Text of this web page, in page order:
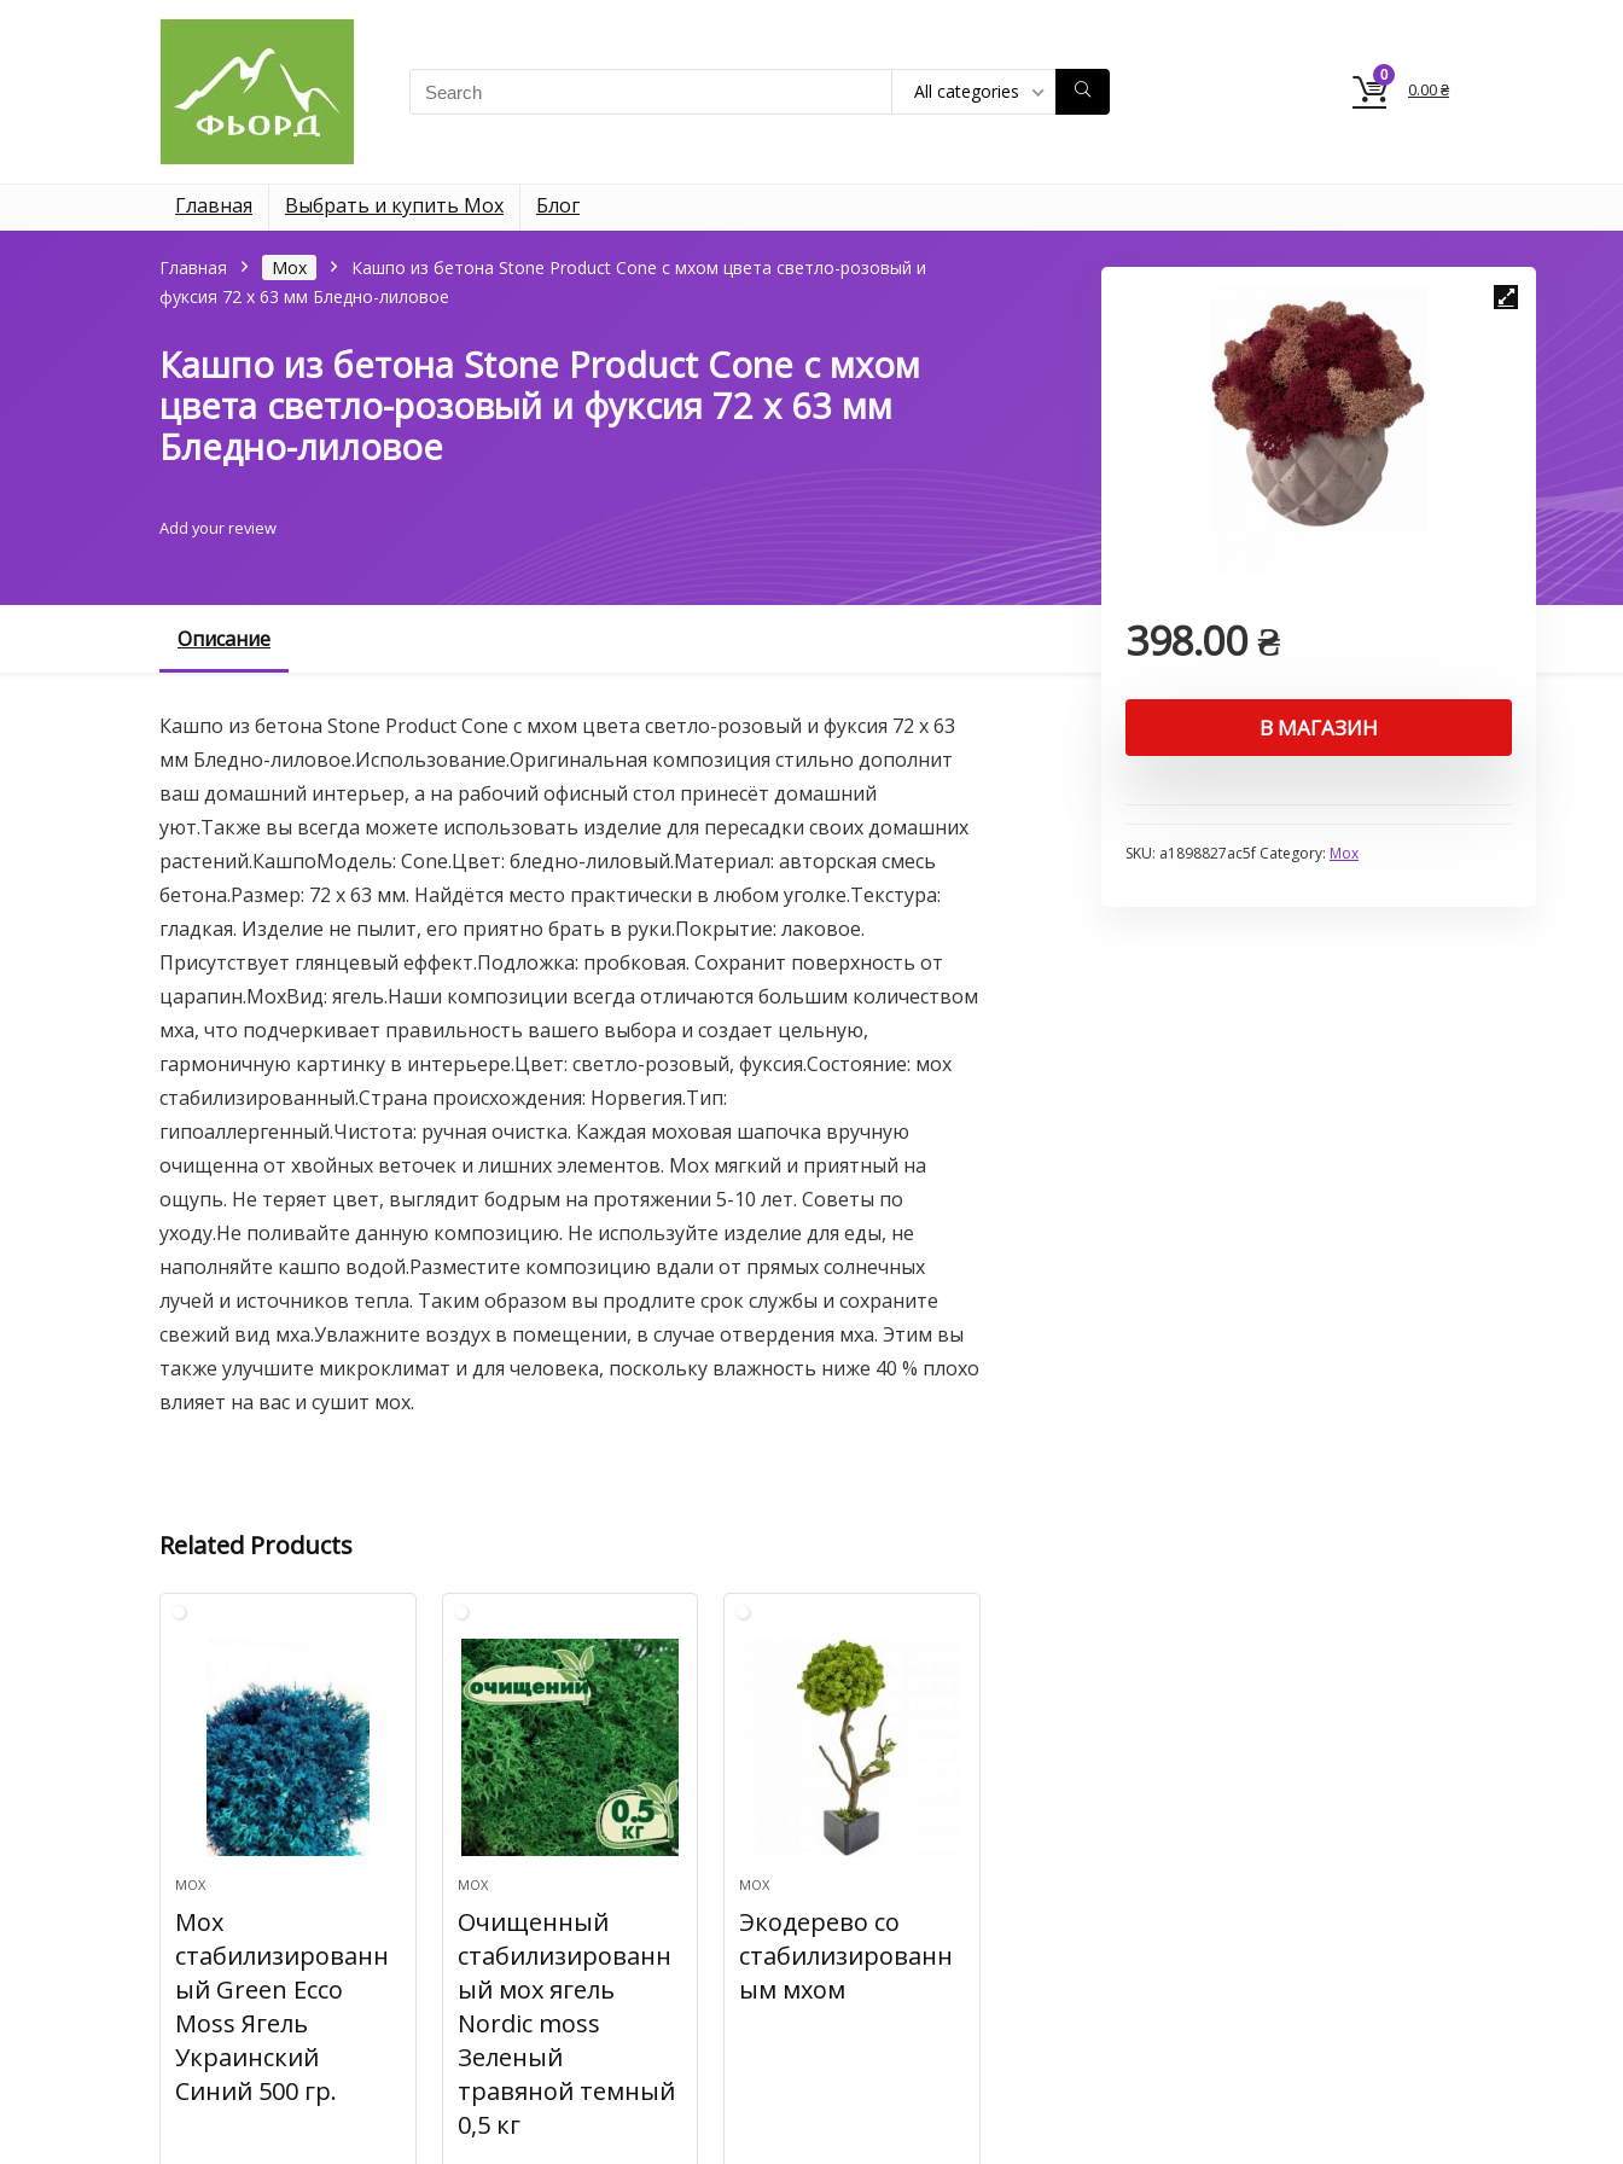
Search
for:
All categories
0
0.00₴
Главная Выбрать и купить Мох Блог
Главная Мох
Кашпо из бетона Stone Product Cone с мхом цвета светло-розовый и
фуксия 72 х 63 мм Бледно-лиловое
Кашпо из бетона Stone Product Cone с мхом
цвета светло-розовый и фуксия 72 х 63 мм
Бледно-лиловое
398.00₴
В МАГАЗИН
SKU: a1898827ac5f Category: Мох
Add your review
Описание
Кашпо из бетона Stone Product Cone с мхом цвета светло-розовый и фуксия 72 х 63
мм Бледно-лиловое.Использование.Оригинальная композиция стильно дополнит
ваш домашний интерьер, а на рабочий офисный стол принесёт домашний
уют.Также вы всегда можете использовать изделие для пересадки своих домашних
растений.КашпоМодель: Cone.Цвет: бледно-лиловый.Материал: авторская смесь
бетона.Размер: 72 х 63 мм. Найдётся место практически в любом уголке.Текстура:
гладкая. Изделие не пылит, его приятно брать в руки.Покрытие: лаковое.
Присутствует глянцевый еффект.Подложка: пробковая. Сохранит поверхность от
царапин.МохВид: ягель.Наши композиции всегда отличаются большим количеством
мха, что подчеркивает правильность вашего выбора и создает цельную,
гармоничную картинку в интерьере.Цвет: светло-розовый, фуксия.Состояние: мох
стабилизированный.Страна происхождения: Норвегия.Тип:
гипоаллергенный.Чистота: ручная очистка. Каждая моховая шапочка вручную
очищенна от хвойных веточек и лишних элементов. Мох мягкий и приятный на
ощупь. Не теряет цвет, выглядит бодрым на протяжении 5-10 лет. Советы по
уходу.Не поливайте данную композицию. Не используйте изделие для еды, не
наполняйте кашпо водой.Разместите композицию вдали от прямых солнечных
лучей и источников тепла. Таким образом вы продлите срок службы и сохраните
свежий вид мха.Увлажните воздух в помещении, в случае отвердения мха. Этим вы
также улучшите микроклимат и для человека, поскольку влажность ниже 40 % плохо
влияет на вас и сушит мох.
Related Products
МОХ
Мох
стабилизированн
ый Green Ecco
Moss Ягель
Украинский
Синий 500 гр.
МОХ
Очищенный
стабилизированн
ый мох ягель
Nordic moss
Зеленый
травяной темный
0,5 кг
МОХ
Экодерево со
стабилизированн
ым мхом